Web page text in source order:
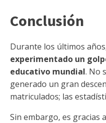
Conclusión
Durante los últimos
experimentado un
educativo mundial. No
generado un gran
matriculados; las
Sin embargo, es gracias